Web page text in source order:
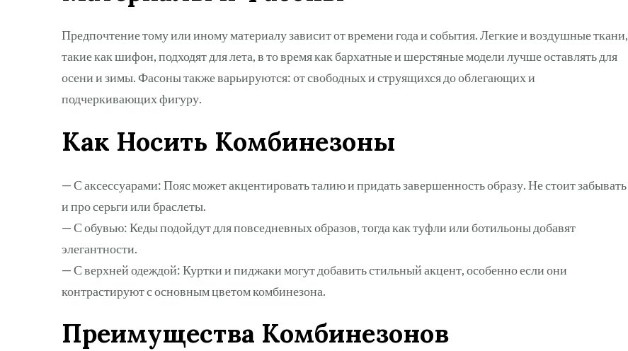
Предпочтение тому или иному материалу зависит от времени года и события. Легкие и воздушные ткани,
такие как шифон, подходят для лета, в то время как бархатные и шерстяные модели лучше оставлять для
осени и зимы. Фасоны также варьируются: от свободных и струящихся до облегающих и
подчеркивающих фигуру.
Как Носить Комбинезоны
— С аксессуарами: Пояс может акцентировать талию и придать завершенность образу. Не стоит забывать
и про серьги или браслеты.
— С обувью: Кеды подойдут для повседневных образов, тогда как туфли или ботильоны добавят
элегантности.
— С верхней одеждой: Куртки и пиджаки могут добавить стильный акцент, особенно если они
контрастируют с основным цветом комбинезона.
Преимущества Комбинезонов